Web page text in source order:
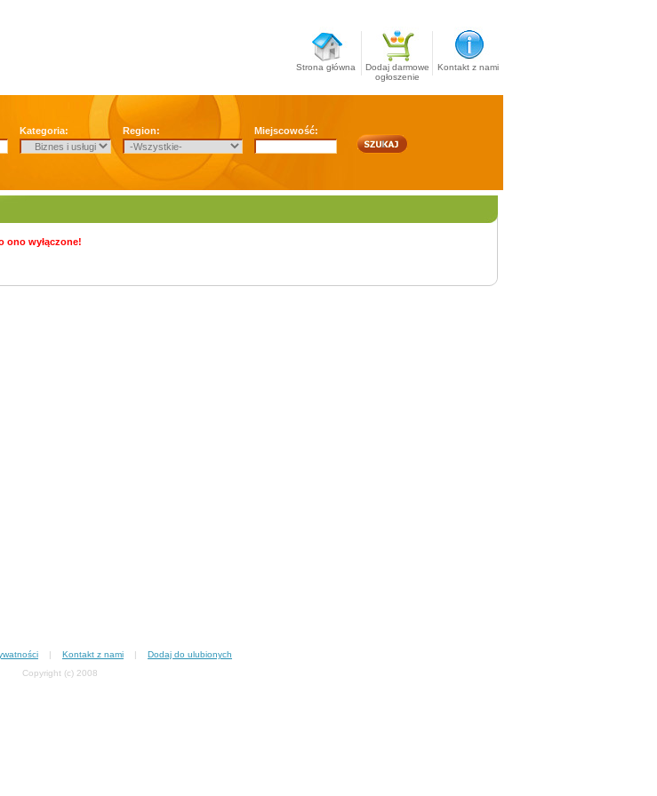
Strona główna
Dodaj darmowe
ogłoszenie
Kontakt z nami
Kategoria: Region: Miejscowość:
ono wyłączone!
| Kontakt z nami | Dodaj do ulubionych
Copyright (c) 2008